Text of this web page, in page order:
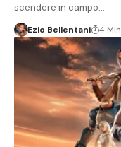
scendere in campo…
Ezio Bellentani 4 Min